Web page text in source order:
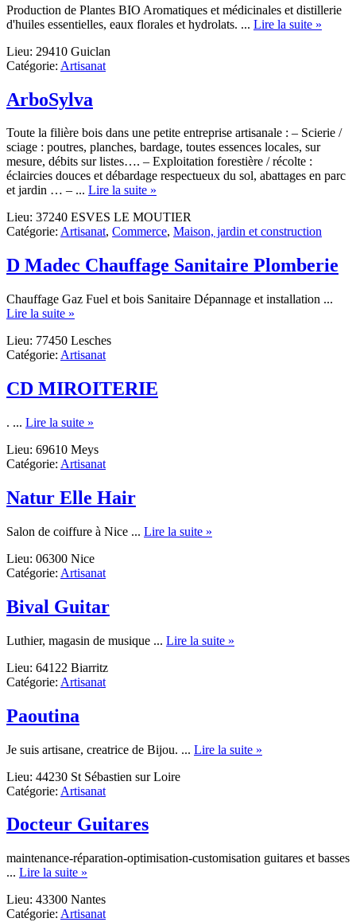
Production de Plantes BIO Aromatiques et médicinales et distillerie
d'huiles essentielles, eaux florales et hydrolats. ... Lire la suite »
Lieu: 29410 Guiclan
Catégorie: Artisanat
ArboSylva
Toute la filière bois dans une petite entreprise artisanale : – Scierie /
sciage : poutres, planches, bardage, toutes essences locales, sur
mesure, débits sur listes…. – Exploitation forestière / récolte :
éclaircies douces et débardage respectueux du sol, abattages en parc
et jardin … – ... Lire la suite »
Lieu: 37240 ESVES LE MOUTIER
Catégorie: Artisanat, Commerce, Maison, jardin et construction
D Madec Chauffage Sanitaire Plomberie
Chauffage Gaz Fuel et bois Sanitaire Dépannage et installation ...
Lire la suite »
Madec
Chauffage
Plomberie
Lieu: 77450 Lesches
Catégorie: Artisanat
CD MIROITERIE
. ... Lire la suite »
MIROITERIE
Lieu: 69610 Meys
Catégorie: Artisanat
Natur Elle Hair
Salon de coiffure à Nice ... Lire la suite »
Lieu: 06300 Nice
Catégorie: Artisanat
Bival Guitar
Luthier, magasin de musique ... Lire la suite »
Lieu: 64122 Biarritz
Catégorie: Artisanat
Paoutina
Je suis artisane, creatrice de Bijou. ... Lire la suite »
Lieu: 44230 St Sébastien sur Loire
Catégorie: Artisanat
Docteur Guitares
maintenance-réparation-optimisation-customisation guitares et basses
... Lire la suite »
Guitares
Lieu: 43300 Nantes
Catégorie: Artisanat